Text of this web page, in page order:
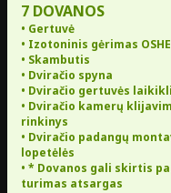
7 DOVANOS
• Gertuvė
• Izotoninis gėrimas
• Skambutis
• Dviračio spyna
• Dviračio gertuvės
• Dviračio kamerų
rinkinys
• Dviračio padangų
lopetėlės
• * Dovanos gali skirtis
turimas atsargas